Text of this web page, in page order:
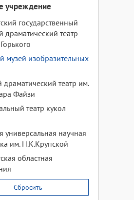
учреждение
государственный
драматический театр
музей изобразительных
драматический театр им.
Файзи
театр кукол
универсальная научная
им. Н.К.Крупской
областная
Сбросить